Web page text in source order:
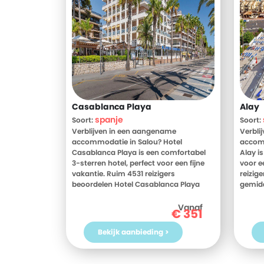
Casablanca Playa
Soort:spanje
Verblijven in een aangename
accommodatie in Salou? Hotel
Casablanca Playa is een comfortabel
3-sterren hotel, perfect voor een fijne
vakantie. Ruim 4531 reizigers
beoordelen Hotel Casablanca Playa
beoordelingen van Hotel Casablanca
Playa, voor meer informatie! Ben jij toe
aan een heerlijke vakantie in Spanje?
Boek jouw vakantie naar Hotel
Vanaf
€351
Bekijk aanbieding >
Alay
Soort:
Alay
voor